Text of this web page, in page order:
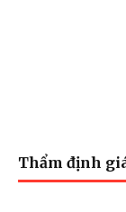
Thẩm định